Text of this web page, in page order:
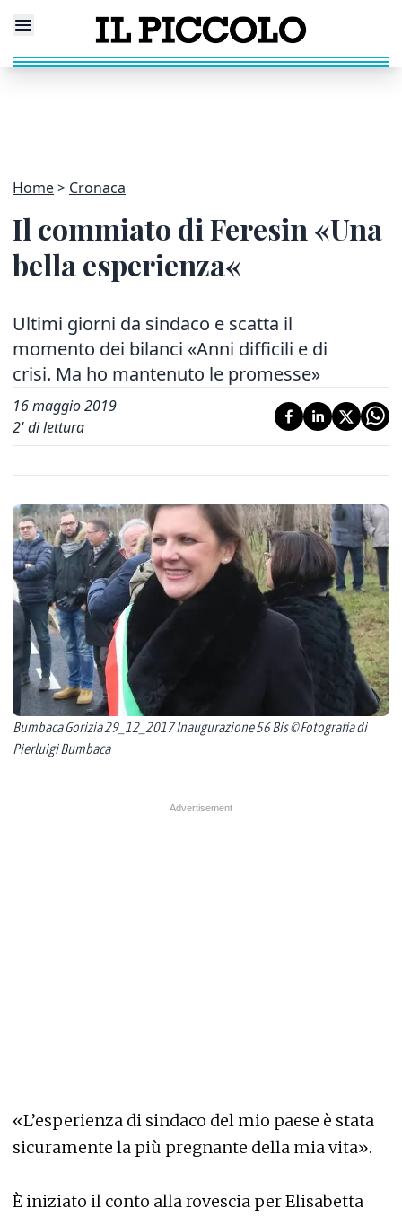
Home Cronaca
Il commiato di Feresin «Una
bella esperienza«
Ultimi giorni da sindaco e scatta il
momento dei bilanci «Anni difficili e di
crisi. Ma ho mantenuto le promesse»
16 maggio 2019
2' di lettura
Bumbaca Gorizia 29_12_2017 Inaugurazione 56 Bis © Fotografia di
Pierluigi Bumbaca
«L’esperienza di sindaco del mio paese è stata
sicuramente la più pregnante della mia vita».
È iniziato il conto alla rovescia per Elisabetta